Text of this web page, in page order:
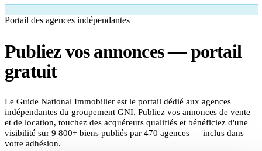
Portail des agences indépendantes
Publiez vos annonces — portail
gratuit
Le Guide National Immobilier est le portail dédié aux agences
indépendantes du groupement GNI. Publiez vos annonces de vente
et de location, touchez des acquéreurs qualifiés et bénéficiez d'une
visibilité sur 9 800+ biens publiés par 470 agences — inclus dans
votre adhésion.